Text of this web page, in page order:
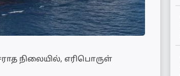
நிலையில், எரிபொருள்